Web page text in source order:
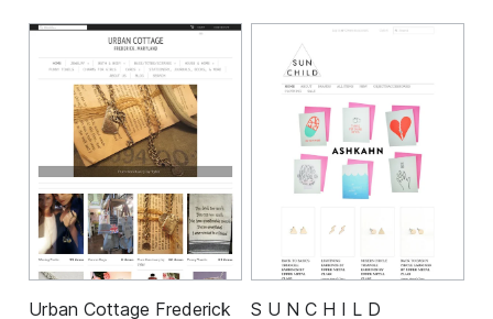
Urban Cottage Frederick S U N C H I L D